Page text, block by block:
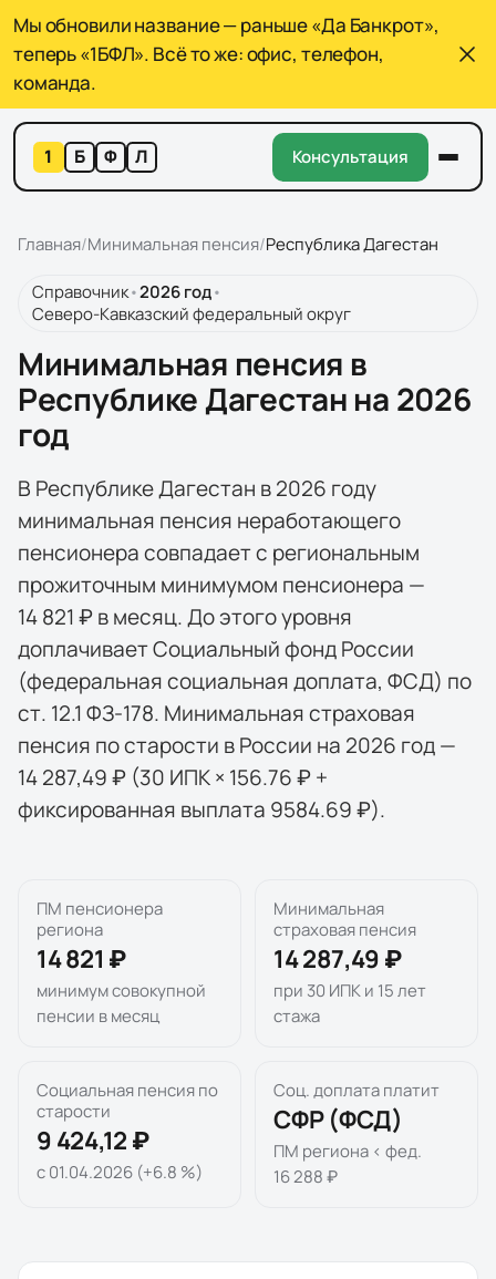
Мы обновили название — раньше «Да Банкрот»,
теперь «1БФЛ». Всё то же: офис, телефон,
команда.
1 Б Ф Л Консультация
Главная/Минимальная пенсия/Республика Дагестан
Справочник•2026год•
Северо-Кавказский федеральный округ
Минимальная пенсия в
Республике Дагестан на 2026
год
В Республике Дагестан в 2026 году
минимальная пенсия неработающего
пенсионера совпадает с региональным
прожиточным минимумом пенсионера —
14 821 ₽ в месяц. До этого уровня
доплачивает Социальный фонд России
(федеральная социальная доплата, ФСД) по
ст. 12.1 ФЗ-178. Минимальная страховая
пенсия по старости в России на 2026 год —
14 287,49 ₽ (30 ИПК × 156.76 ₽ +
фиксированная выплата 9584.69 ₽).
ПМ пенсионера
региона
14 821 ₽
минимум совокупной
пенсии в месяц
Минимальная
страховая пенсия
14 287,49 ₽
при 30 ИПК и 15 лет
стажа
Социальная пенсия по
старости
9 424,12 ₽
с 01.04.2026 (+6.8 %)
Соц. доплата платит
СФР (ФСД)
ПМ региона < фед.
16 288 ₽